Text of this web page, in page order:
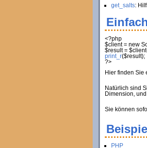
get_salts:
<?php
$client= new
$result= $client
print_r($result);
?>
Hier finden Sie
Natürlich sind
Dimension,
Sie können
PHP